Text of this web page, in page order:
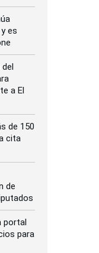
es
a El
de 150
cita
de
portal
para